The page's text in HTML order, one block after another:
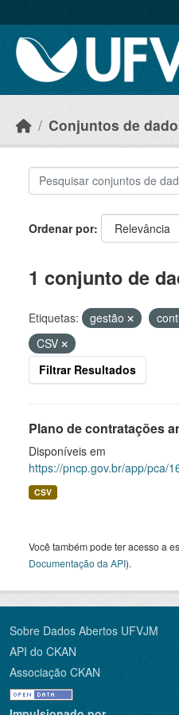
Conjuntos de
Ordenar por
1 conjunto de
Etiquetas: gestão
CSV
Filtrar Resultados
Plano de contratações
Disponíveis em
https://pncp.gov.br/app/pca/
CSV
Você também pode ter acesso a
Documentação da API).
Sobre Dados Abertos UFVJM
API do CKAN
Associação CKAN